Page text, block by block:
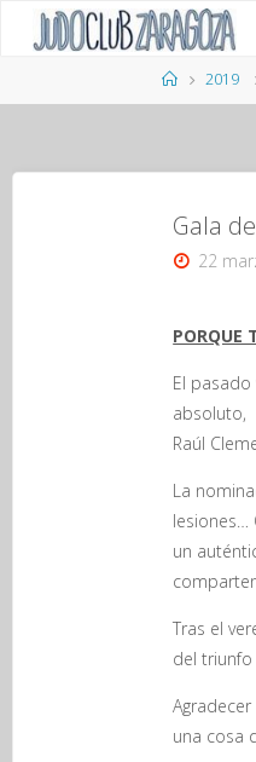
Saltar
Página
de
2019
Gala
22
PORQUE
El
absoluto,
Raúl
La
lesiones…
un
Tras el
del
una cosa